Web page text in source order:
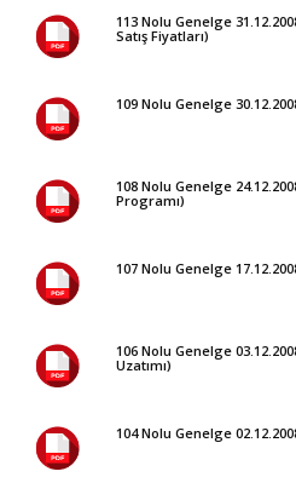
113 Nolu Genelge
Satış Fiyatları)
109 Nolu Genelge
108 Nolu Genelge
Programı)
107 Nolu Genelge
106 Nolu Genelge
Uzatımı)
104 Nolu Genelge